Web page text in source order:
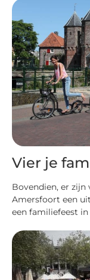
Vier je
Bovendien, er zijn
Amersfoort een
een familiefeest